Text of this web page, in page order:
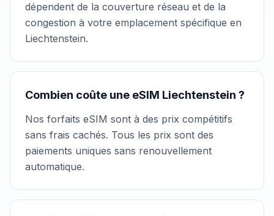
dépendent de la couverture réseau et de la
congestion à votre emplacement spécifique en
Liechtenstein.
Combien coûte une eSIM Liechtenstein ?
Nos forfaits eSIM sont à des prix compétitifs
sans frais cachés. Tous les prix sont des
paiements uniques sans renouvellement
automatique.